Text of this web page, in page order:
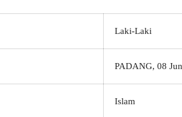
Laki-Laki
PADANG, 08
Islam